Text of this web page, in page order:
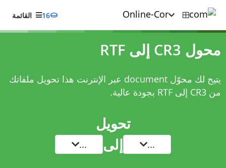
16 القائمة
محول CR3 إلى RTF
يتيح لك محوّل document عبر الإنترنت هذا تحويل ملفاتك
من CR3 إلى RTF بجودة عالية.
تحويل
... إلى ...